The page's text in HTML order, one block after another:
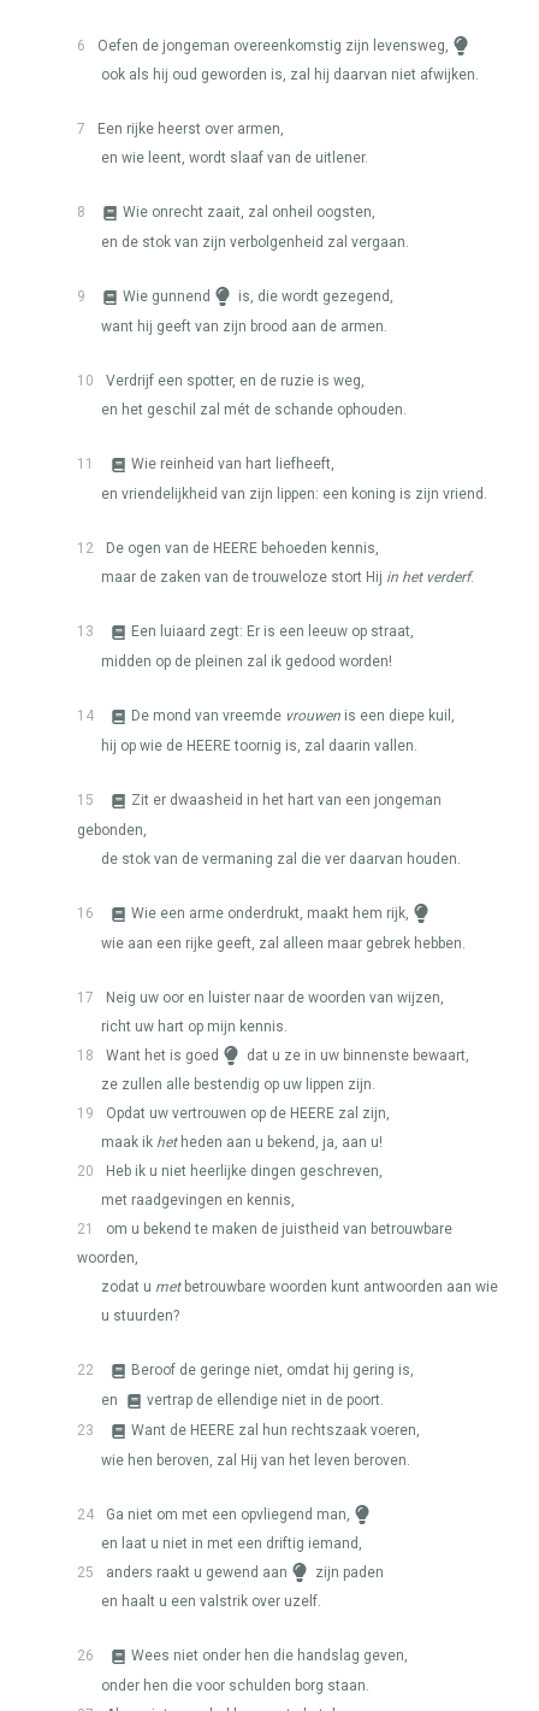
6
Oefen de jongeman overeenkomstig zijn levensweg,
ook als hij oud geworden is, zal hij daarvan niet afwijken.
7
Een rijke heerst over armen,
en wie leent, wordt slaaf van de uitlener.
8
Wie onrecht zaait, zal onheil oogsten,
en de stok van zijn verbolgenheid zal vergaan.
9 Wie gunnend
is, die wordt gezegend,
want hij geeft van zijn brood aan de armen.
10
Verdrijf een spotter, en de ruzie is weg,
en het geschil zal mét de schande ophouden.
11
Wie reinheid van hart liefheeft,
en vriendelijkheid van zijn lippen: een koning is zijn vriend.
12 De ogen van de HEERE behoeden kennis,
maar de zaken van de trouweloze stort Hij in het verderf.
13
Een luiaard zegt: Er is een leeuw op straat,
midden op de pleinen zal ik gedood worden!
14 De mond van vreemde vrouwen is een diepe kuil,
hij op wie de HEEREtoornig is, zal daarin vallen.
15
Zit er dwaasheid in het hart van een jongeman
gebonden,
de stok van de vermaning zal die ver daarvan houden.
16
Wie een arme onderdrukt, maakt hem rijk,
wie aan een rijke geeft, zal alleen maar gebrek hebben.
17
Neig uw oor en luister naar de woorden van wijzen,
richt uw hart op mijn kennis.
18
Want het is goed
dat u ze in uw binnenste bewaart,
ze zullen alle bestendig op uw lippen zijn.
19
Opdat uw vertrouwen op de HEERE zal zijn,
maak ik hetheden aan u bekend, ja, aan u!
20
Heb ik u niet heerlijke dingen geschreven,
met raadgevingen en kennis,
21
om u bekend te maken de juistheid van betrouwbare
woorden,
zodat u metbetrouwbare woorden kunt antwoorden aan wie
u stuurden?
22
Beroof de geringe niet, omdat hij gering is,
en
vertrap de ellendige niet in de poort.
23
Want de HEERE zal hun rechtszaak voeren,
wie hen beroven, zal Hij van het leven beroven.
24
Ga niet om met een opvliegend man,
en laat u niet in met een driftig iemand,
25
anders raakt u gewend aan
zijn paden
en haalt u een valstrik over uzelf.
26
Wees niet onder hen die handslag geven,
onder hen die voor schulden borg staan.